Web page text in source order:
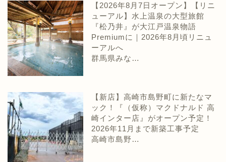
【2026年8月7日オープン】【リニ
ューアル】水上温泉の大型旅館
『松乃井』が大江戸温泉物語
Premiumに｜2026年8月頃リニュ
ーアルへ
群馬県みな…
【新店】高崎市島野町に新たなマ
ック！『（仮称）マクドナルド 高
崎インター店』がオープン予定！
2026年11月まで新築工事予定
高崎市島野…